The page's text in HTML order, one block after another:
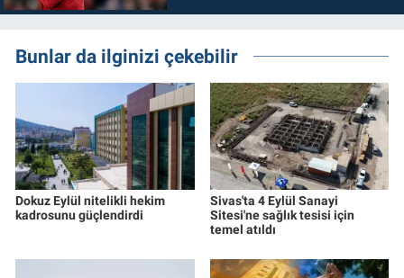
Bunlar da ilginizi çekebilir
Dokuz Eylül nitelikli hekim
kadrosunu güçlendirdi
Sivas'ta 4 Eylül Sanayi
Sitesi'ne sağlık tesisi için
temel atıldı